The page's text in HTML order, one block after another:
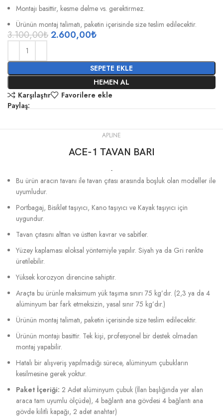
Montajı basittir, kesme delme vs. gerektirmez.
Ürünün montaj talimatı, paketin içerisinde size teslim edilecektir.
3.100,00₺2.600,00₺
SEPETE EKLE
HEMEN AL
Karşılaştır
Favorilere ekle
Paylaş:
APLINE
ACE-1 TAVAN BARI
-
Bu ürün aracın tavanı ile tavan çıtası arasında boşluk olan modeller ile
uyumludur.
Portbagaj, Bisiklet taşıyıcı, Kano taşıyıcı ve Kayak taşıyıcı için
uygundur.
Tavan çıtasını alttan ve üstten kavrar ve sabitler.
Yüzey kaplaması eloksal yöntemiyle yapılır. Siyah ya da Gri renkte
üretilebilir.
Yüksek korozyon direncine sahiptir.
Araçta bu ürünle maksimum yük taşıma sınırı 75 kg’dır. (2,3 ya da 4
alüminyum bar fark etmeksizin, yasal sınır 75 kg’dır.)
Ürünün montaj talimatı, paketin içerisinde size teslim edilecektir.
Ürünün montajı basittir. Tek kişi, profesyonel bir destek olmadan
montaj yapabilir.
Hatalı bir alışveriş yapılmadığı sürece, alüminyum çubukların
kesilmesine gerek yoktur.
Paket İçeriği: 2 Adet alüminyum çubuk (İlan başlığında yer alan
araca tam uyumlu ölçüde), 4 bağlantı ana gövdesi 4 bağlantı ana
gövde kilitli kapağı, 2 adet anahtar)